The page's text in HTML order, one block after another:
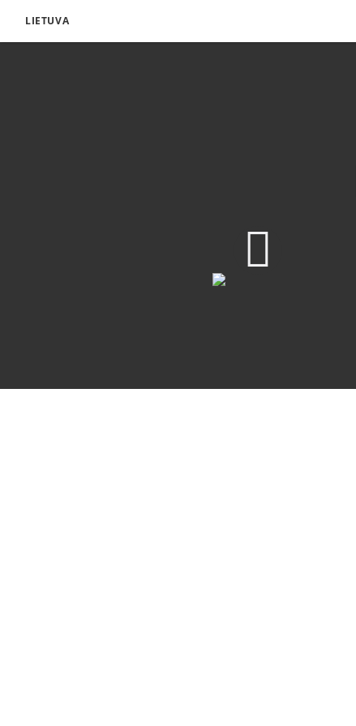
LIETUVA